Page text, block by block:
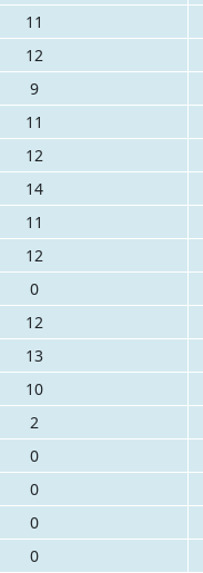
11
12
9
11
12
14
11
12
0
12
13
10
2
0
0
0
0